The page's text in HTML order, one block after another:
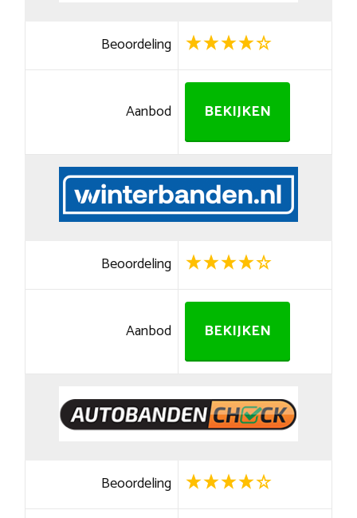
Beoordeling
Aanbod BEKIJKEN
Beoordeling
Aanbod BEKIJKEN
Beoordeling